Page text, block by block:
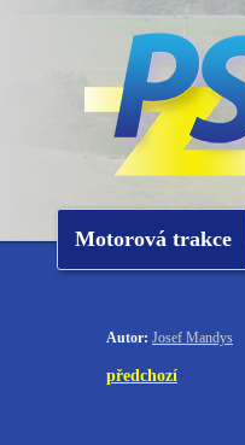
Motorová trakce
Autor: Josef Mandys
předchozí